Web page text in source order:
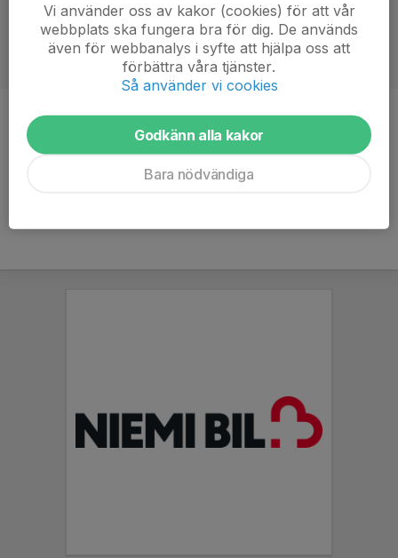
Position
Ålder
16 år
Vi använder oss av kakor (cookies) för att vår
webbplats ska fungera bra för dig. De används
även för webbanalys i syfte att hjälpa oss att
förbättra våra tjänster.
Så använder vi cookies
Godkänn alla kakor
Bara nödvändiga